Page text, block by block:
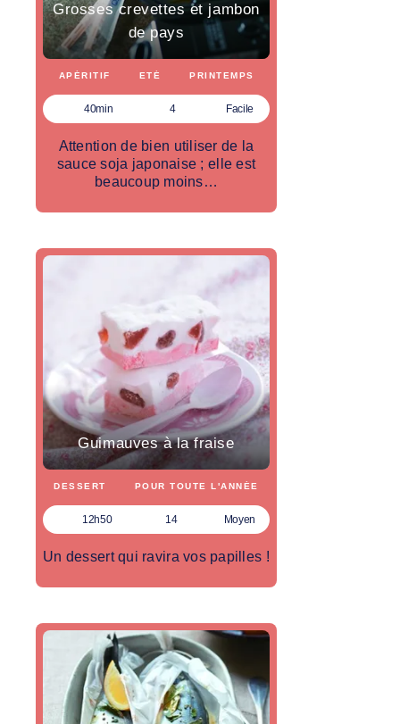
Grosses crevettes et jambon
de pays
APÉRITIF ETÉ PRINTEMPS
40min 4 Facile
Attention de bien utiliser de la
sauce soja japonaise ; elle est
beaucoup moins…
Guimauves à la fraise
DESSERT POUR TOUTE L'ANNÉE
12h50 14 Moyen
Un dessert qui ravira vos papilles !